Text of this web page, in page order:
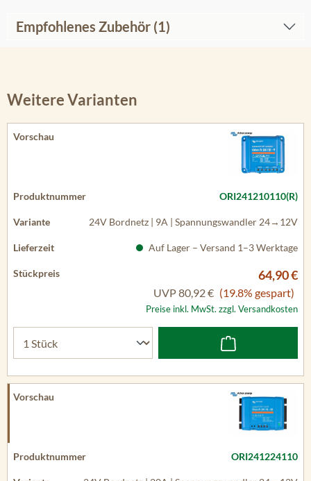
Empfohlenes Zubehör (1)
Weitere Varianten
ORI241210110(R)
24V Bordnetz | 9A | Spannungswandler 24→12V
Auf Lager – Versand 1–3 Werktage
64,90 €
UVP80,92 € (19.8% gespart)
Preise inkl. MwSt. zzgl. Versandkosten
ORI241224110